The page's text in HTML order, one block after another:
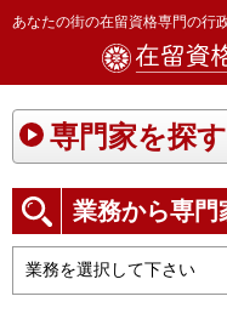
あなたの街の在留資格専門の行
専門家を探す
業務から専門